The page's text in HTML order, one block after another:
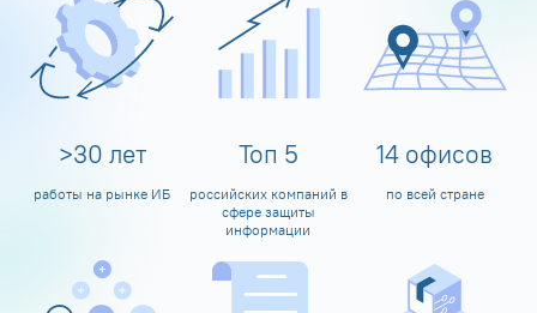
>30 лет
работы на рынке ИБ
Топ 5
российских компаний в
сфере защиты
информации
14 офисов
по всей стране